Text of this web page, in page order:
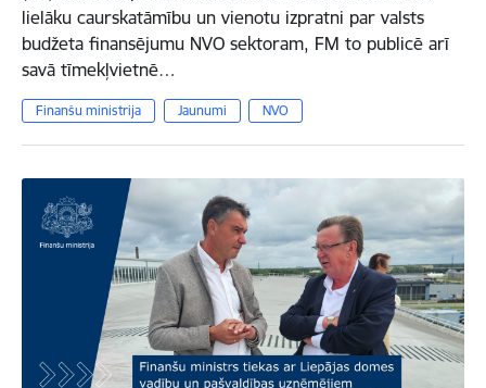
lielāku caurskatāmību un vienotu izpratni par valsts
budžeta finansējumu NVO sektoram, FM to publicē arī
savā tīmekļvietnē…
Finanšu ministrija Jaunumi NVO